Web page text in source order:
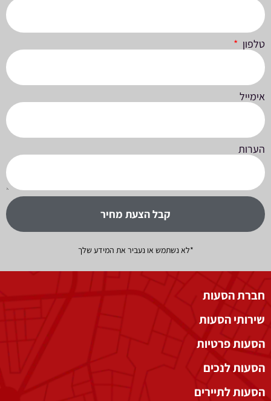
טלפון
אימייל
הערות
קבל הצעת מחיר
*לא נשתמש או נעביר את המידע שלך
חברת הסעות
שירותי הסעות
הסעות פרטיות
הסעות לנכים
הסעות לתיירים